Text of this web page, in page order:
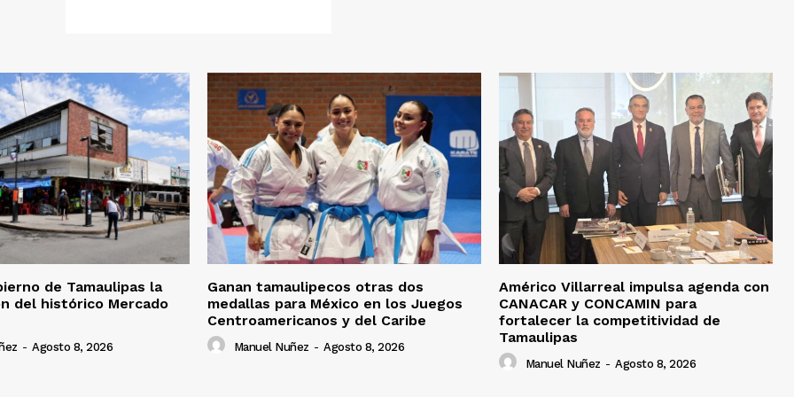
de Tamaulipas la
del histórico Mercado
- Agosto 8, 2026
Ganan tamaulipecos otras dos
medallas para México en los Juegos
Centroamericanos y del Caribe
Manuel Nuñez - Agosto 8, 2026
Américo Villarreal impulsa agenda con
CANACAR y CONCAMIN para
fortalecer la competitividad de
Tamaulipas
Manuel Nuñez - Agosto 8, 2026